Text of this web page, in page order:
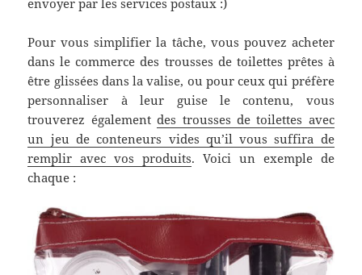
envoyer par les services postaux :)
Pour vous simplifier la tâche, vous pouvez acheter
dans le commerce des trousses de toilettes prêtes à
être glissées dans la valise, ou pour ceux qui préfère
personnaliser à leur guise le contenu, vous
trouverez égalementdes trousses de toilettes avec
un jeu de conteneurs vides qu’il vous suffira de
remplir avec vos produits. Voici un exemple de
chaque :